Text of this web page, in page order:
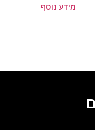
מידע נוסף